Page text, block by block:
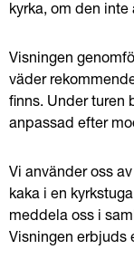
kyrka, om den
Visningen
väder
finns. Under turen
anpassad efter
Vi använder oss
kaka i en
meddela oss i
Visningen erbjuds